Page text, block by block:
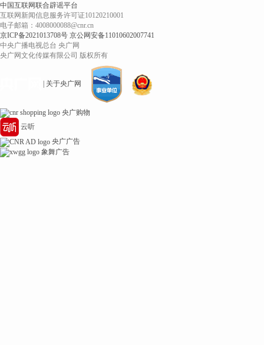
中国互联网联合辟谣平台
互联网新闻信息服务许可证10120210001
电子邮箱：4008000088@cnr.cn
京ICP备2021013708号 京公网安备11010602007741
中央广播电视总台 央广网
央广网文化传媒有限公司 版权所有
| 关于央广网
央广购物
云听
央广广告
象舞广告